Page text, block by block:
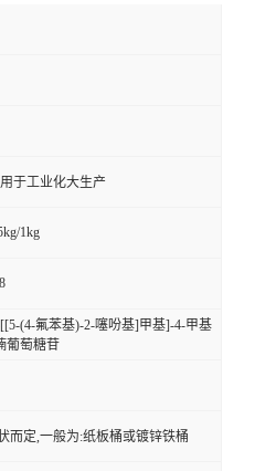
于工业化大生产
1kg
(4-氟苯基)-2-噻吩基]甲基]-4-甲基
葡萄糖苷
而定,一般为:纸板桶或镀锌铁桶